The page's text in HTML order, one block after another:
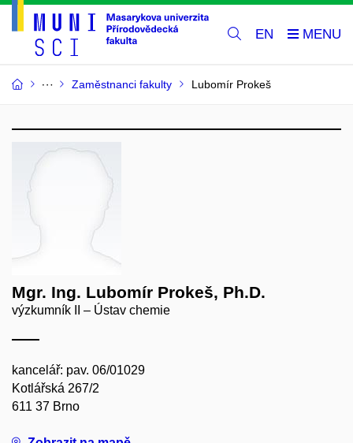
EN
Zaměstnanci fakulty Lubomír Prokeš
Mgr. Ing. Lubomír Prokeš, Ph.D.
výzkumník II – Ústav chemie
kancelář: pav. 06/01029
Kotlářská 267/2
611 37 Brno